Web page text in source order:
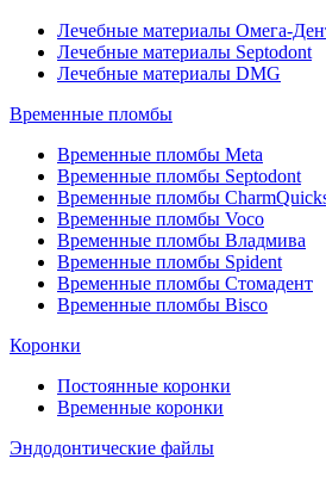
Лечебные материалы Омега-
Лечебные материалы Septodont
Лечебные материалы DMG
Временные пломбы
Временные пломбы Meta
Временные пломбы Septodont
Временные пломбы
Временные пломбы Voco
Временные пломбы Владмива
Временные пломбы Spident
Временные пломбы Стомадент
Временные пломбы Bisco
Коронки
Постоянные коронки
Временные коронки
Эндодонтические файлы